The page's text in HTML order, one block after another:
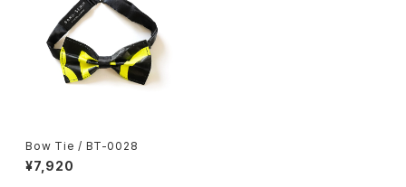
Bow Tie / BT-0028
¥7,920